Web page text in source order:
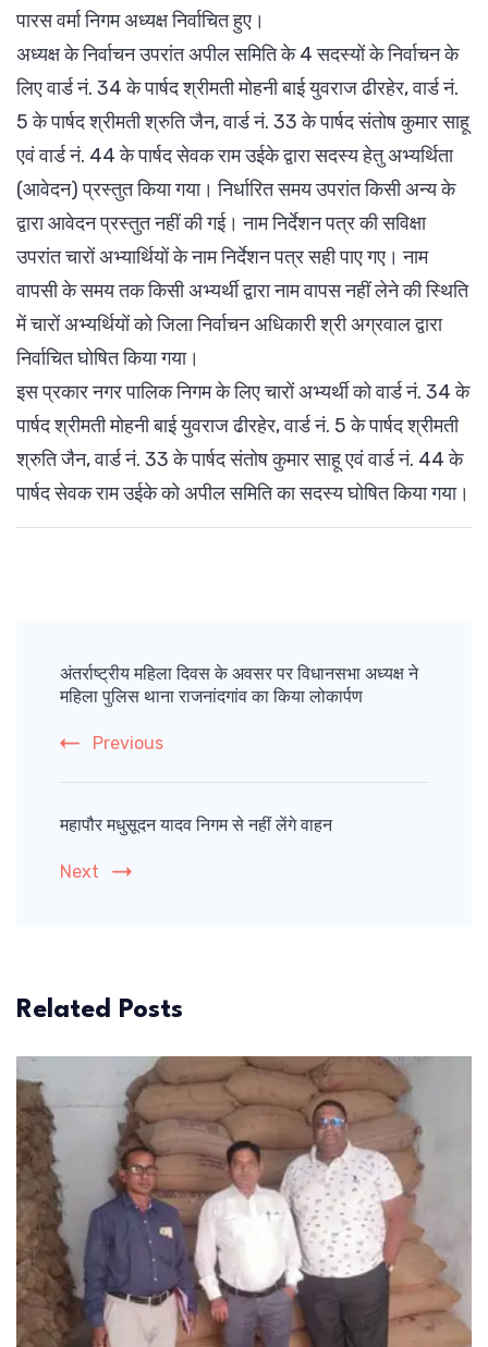
पारस वर्मा निगम अध्यक्ष निर्वाचित हुए।
अध्यक्ष के निर्वाचन उपरांत अपील समिति के 4 सदस्यों के निर्वाचन के
लिए वार्ड नं. 34 के पार्षद श्रीमती मोहनी बाई युवराज ढीरहेर, वार्ड नं.
5 के पार्षद श्रीमती श्रुति जैन, वार्ड नं. 33 के पार्षद संतोष कुमार साहू
एवं वार्ड नं. 44 के पार्षद सेवक राम उईके द्वारा सदस्य हेतु अभ्यर्थिता
(आवेदन) प्रस्तुत किया गया। निर्धारित समय उपरांत किसी अन्य के
द्वारा आवेदन प्रस्तुत नहीं की गई। नाम निर्देशन पत्र की सविक्षा
उपरांत चारों अभ्यार्थियों के नाम निर्देशन पत्र सही पाए गए। नाम
वापसी के समय तक किसी अभ्यर्थी द्वारा नाम वापस नहीं लेने की स्थिति
में चारों अभ्यर्थियों को जिला निर्वाचन अधिकारी श्री अग्रवाल द्वारा
निर्वाचित घोषित किया गया।
इस प्रकार नगर पालिक निगम के लिए चारों अभ्यर्थी को वार्ड नं. 34 के
पार्षद श्रीमती मोहनी बाई युवराज ढीरहेर, वार्ड नं. 5 के पार्षद श्रीमती
श्रुति जैन, वार्ड नं. 33 के पार्षद संतोष कुमार साहू एवं वार्ड नं. 44 के
पार्षद सेवक राम उईके को अपील समिति का सदस्य घोषित किया गया।
Navigation
अंतर्राष्ट्रीय महिला दिवस के अवसर पर विधानसभा अध्यक्ष ने
महिला पुलिस थाना राजनांदगांव का किया लोकार्पण
Previous
महापौर मधुसूदन यादव निगम से नहीं लेंगे वाहन
Next
Related Posts